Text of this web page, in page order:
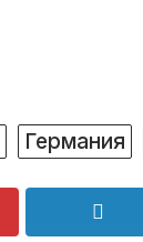
Германия